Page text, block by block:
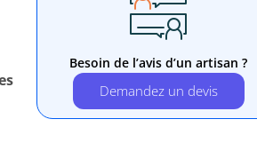
Besoin de l’avis d’un artisan ?
Demandez un devis